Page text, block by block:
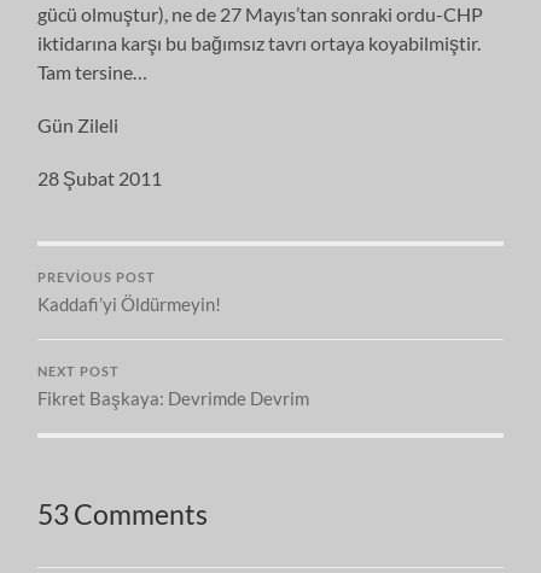
gücü olmuştur), ne de 27 Mayıs’tan sonraki ordu-CHP
iktidarına karşı bu bağımsız tavrı ortaya koyabilmiştir.
Tam tersine…
Gün Zileli
28 Şubat 2011
PREVIOUS POST
Kaddafi’yi Öldürmeyin!
NEXT POST
Fikret Başkaya: Devrimde Devrim
53 Comments